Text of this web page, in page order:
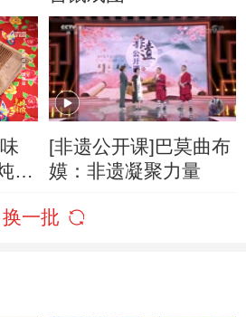
[非遗公开课]巴莫曲布
嫫：非遗凝聚力量
换一批